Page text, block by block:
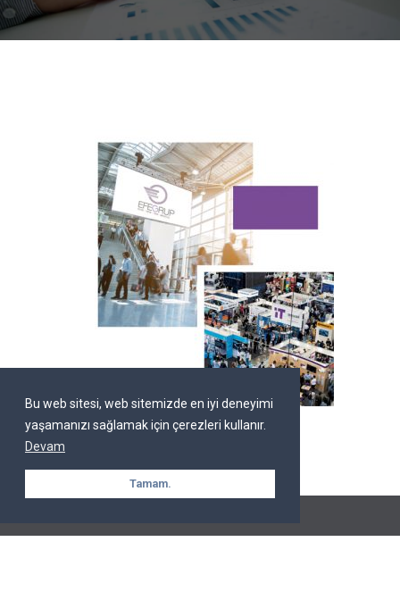
Bu web sitesi, web sitemizde en iyi deneyimi
yaşamanızı sağlamak için çerezleri kullanır.
Devam
Tamam.